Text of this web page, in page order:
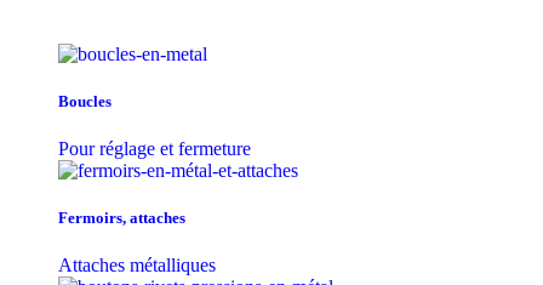
Boucles
Pour réglage et fermeture
Fermoirs, attaches
Attaches métalliques